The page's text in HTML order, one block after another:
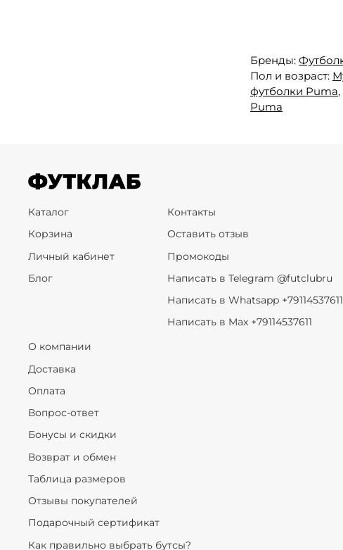
Бренды:
Пол и возраст:
футболки Puma,
Puma
Каталог
Корзина
Личный кабинет
Блог
Контакты
Оставить отзыв
Промокоды
Написать в Telegram @futclubru
Написать в Whatsapp +79114537611
Написать в Max +79114537611
О компании
Доставка
Оплата
Вопрос-ответ
Бонусы и скидки
Возврат и обмен
Таблица размеров
Отзывы покупателей
Подарочный сертификат
Как правильно выбрать бутсы?